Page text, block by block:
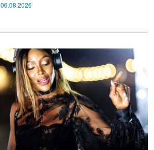
06.08.2026